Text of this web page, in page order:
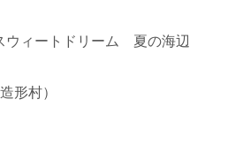
ィートドリーム 夏の海辺
形村）